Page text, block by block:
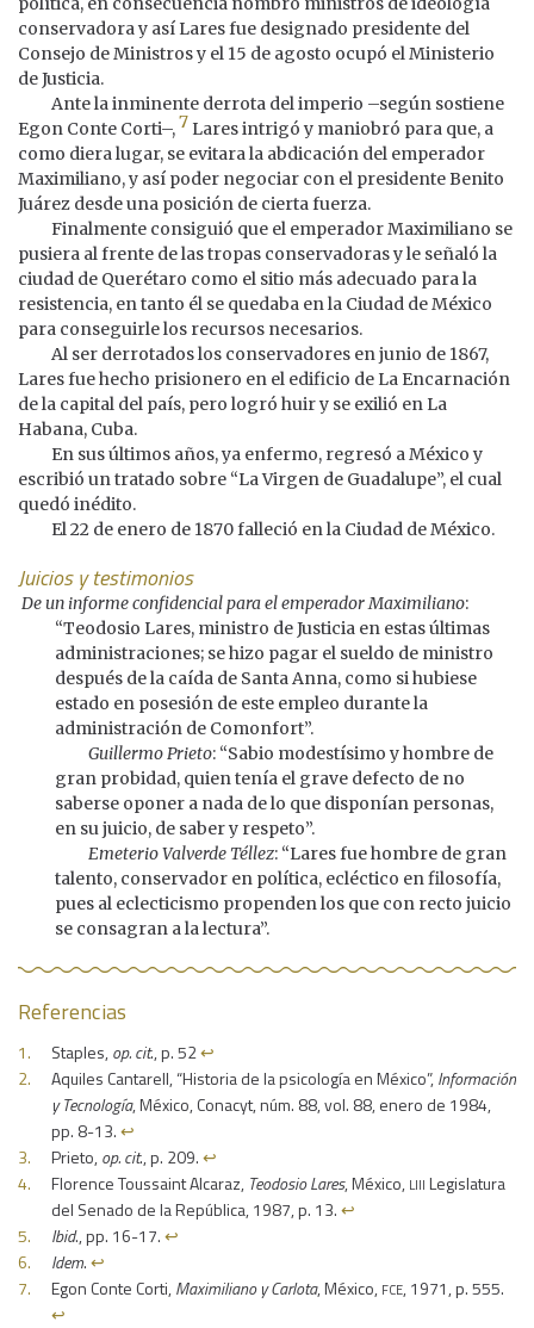
conservadora y así Lares fue designado presidente del
Consejo de Ministros y el 15 de agosto ocupó el Ministerio
de Justicia.
Ante la inminente derrota del imperio –según sostiene
Egon Conte Corti–,7 Lares intrigó y maniobró para que, a
como diera lugar, se evitara la abdicación del emperador
Maximiliano, y así poder negociar con el presidente Benito
Juárez desde una posición de cierta fuerza.
Finalmente consiguió que el emperador Maximiliano se
pusiera al frente de las tropas conservadoras y le señaló la
ciudad de Querétaro como el sitio más adecuado para la
resistencia, en tanto él se quedaba en la Ciudad de México
para conseguirle los recursos necesarios.
Al ser derrotados los conservadores en junio de 1867,
Lares fue hecho prisionero en el edificio de La Encarnación
de la capital del país, pero logró huir y se exilió en La
Habana, Cuba.
En sus últimos años, ya enfermo, regresó a México y
escribió un tratado sobre “La Virgen de Guadalupe”, el cual
quedó inédito.
El 22 de enero de 1870 falleció en la Ciudad de México.
Juicios y testimonios
De un informe confidencial para el emperador Maximiliano:
“Teodosio Lares, ministro de Justicia en estas últimas
administraciones; se hizo pagar el sueldo de ministro
después de la caída de Santa Anna, como si hubiese
estado en posesión de este empleo durante la
administración de Comonfort”.
Guillermo Prieto: “Sabio modestísimo y hombre de
gran probidad, quien tenía el grave defecto de no
saberse oponer a nada de lo que disponían personas,
en su juicio, de saber y respeto”.
Emeterio Valverde Téllez: “Lares fue hombre de gran
talento, conservador en política, ecléctico en filosofía,
pues al eclecticismo propenden los que con recto juicio
se consagran a la lectura”.
Referencias
Staples,op. cit., p. 52↩︎
Aquiles Cantarell, “Historia de la psicología en México”,Información
y Tecnología, México, Conacyt, núm. 88, vol. 88, enero de 1984,
pp. 8-13.↩︎
Prieto,op. cit., p. 209.↩︎
Florence Toussaint Alcaraz, Teodosio Lares, México,liiiLegislatura
del Senado de la República, 1987, p. 13.↩︎
Ibid., pp. 16-17.↩︎
Idem.↩︎
Egon Conte Corti,Maximiliano y Carlota, México,fce, 1971, p. 555.
↩︎